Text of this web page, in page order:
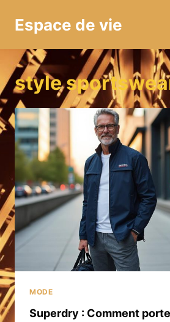
Espace de vie
style
MODE
Superdry : Comment